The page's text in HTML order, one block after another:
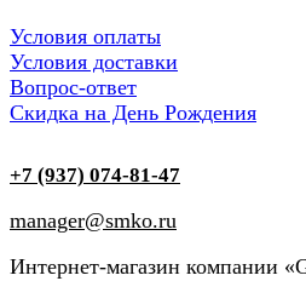
Условия оплаты
Условия доставки
Вопрос-ответ
Скидка на День Рождения
+7 (937) 074-81-47
manager@smko.ru
Интернет-магазин компании